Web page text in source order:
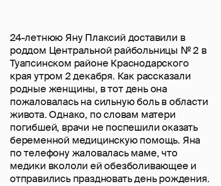
24-летнюю Яну Плаксий доставили в
роддом Центральной райбольницы № 2 в
Туапсинском районе Краснодарского
края утром 2 декабря. Как рассказали
родные женщины, в тот день она
пожаловалась на сильную боль в области
живота. Однако, по словам матери
погибшей, врачи не поспешили оказать
беременной медицинскую помощь. Яна
по телефону жаловалась маме, что
медики вкололи ей обезболивающее и
отправились праздновать день рождения.